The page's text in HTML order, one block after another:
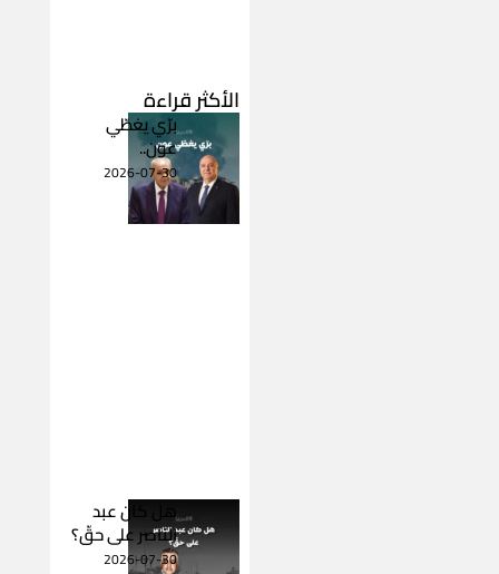
الأكثر قراءة
برّي يغطّي
عون..
2026-07-30
هل كان عبد
الناصر على حقّ؟
2026-07-30